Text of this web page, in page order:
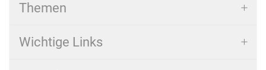
Themen
Wichtige Links